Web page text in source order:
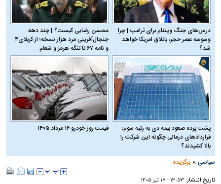
درس‌های جنگ ویتنام برای ترامپ | چرا
وسوسه عصر حجر، باتلاق امریکا خواهد
شد؟
محسن رضایی کیست؟ | چند دهه
جنجال‌آفرینی مرد هزار نسخه؛ از کربلای۴
و نامه ۶۷ تا تنگه هرمز و شعام
پشت پرده صعود بیمه دی به رتبه سوم؛
قراردادهای درمانی چگونه این شرکت را
بالا کشیدند؟
قیمت روز خودرو ۱۶ مرداد ۱۴۰۵
سیاسی »برگزیده
تاریخ انتشار: ۱۳:۵۳ - ۱۷ تير ۱۴۰۵